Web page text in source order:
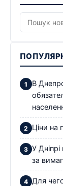
В
Ціни на
У
за
Для